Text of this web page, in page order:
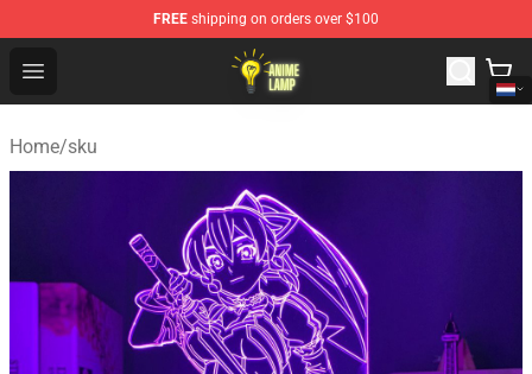
FREE shipping on orders over $100
Open menu
Anime Lamp Shop - The Best Store of Anime Lamp
Home/sku